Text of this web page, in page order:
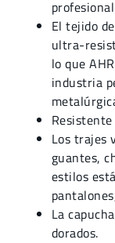
El tejido
ultra-
lo que
industria
Los trajes
guantes,
estilos
La
dorados.